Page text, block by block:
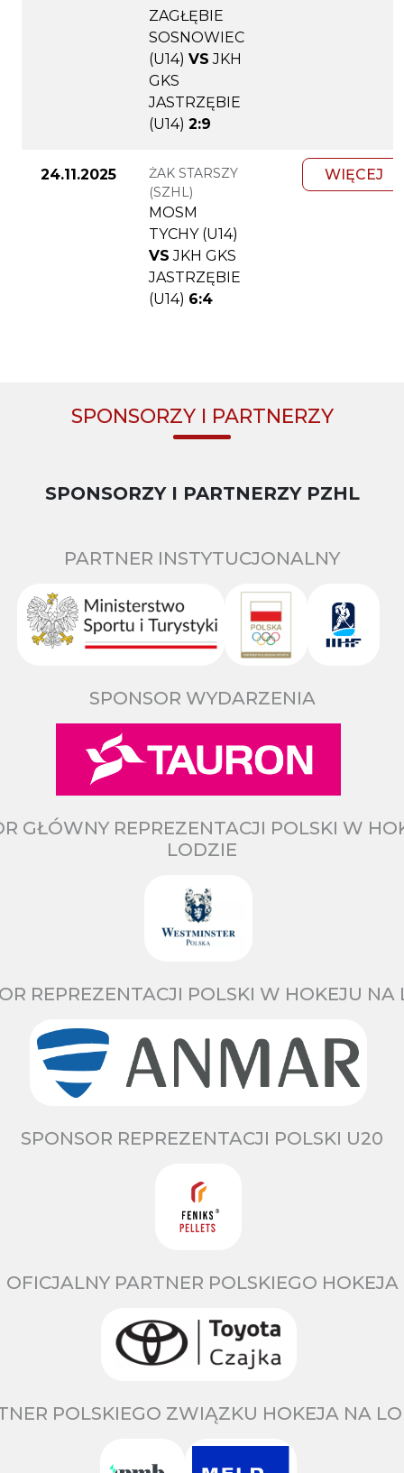
ZAGŁĘBIE
SOSNOWIEC
(U14) VS JKH
GKS
JASTRZĘBIE
(U14) 2:9
24.11.2025
ŻAK STARSZY
(SZHL)
MOSM
TYCHY (U14)
VS JKH GKS
JASTRZĘBIE
(U14) 6:4
WIĘCEJ
SPONSORZY I PARTNERZY
SPONSORZY I PARTNERZY PZHL
PARTNER INSTYTUCJONALNY
SPONSOR WYDARZENIA
GŁÓWNY REPREZENTACJI POLSKI W
LODZIE
REPREZENTACJI POLSKI W HOKEJU NA
SPONSOR REPREZENTACJI POLSKI U20
OFICJALNY PARTNER POLSKIEGO HOKEJA
POLSKIEGO ZWIĄZKU HOKEJA NA